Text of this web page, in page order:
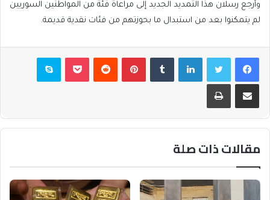
وأرجع رسلان هذا التمديد الجديد إلى مراعاة فئة من المواطنين السوريين
لم يتمكنوا بعد من استبدال ما بحوزتهم من فئات نقدية قديمة.
فيسبوكتويتر لينكدإن بينتيريست بوكيت سكايب
مشاركة عبر البريد طباعة
مقالات ذات صلة